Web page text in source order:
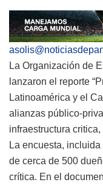
La Organización de
lanzaron el reporte
Latinoamérica y el
alianzas público-
infraestructura critica,
La encuesta,
de cerca de 500
crítica. En el